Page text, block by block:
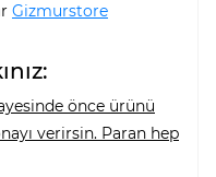
Gizmurstore
önce ürünü
verirsin. Paran hep